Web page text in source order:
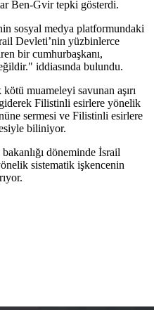
Ben-Gvir tepki gösterdi.
sosyal medya platformundaki
Devleti’nin yüzbinlerce
bir cumhurbaşkanı,
iddiasında bulundu.
muameleyi savunan aşırı
Filistinli esirlere yönelik
sermesi ve Filistinli esirlere
biliniyor.
döneminde İsrail
sistematik işkencenin